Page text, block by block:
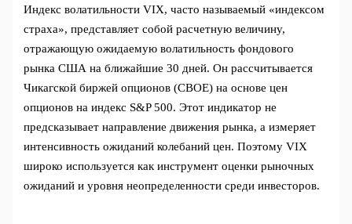
Индекс волатильности VIX, часто называемый «индексом
страха», представляет собой расчетную величину,
отражающую ожидаемую волатильность фондового
рынка США на ближайшие 30 дней. Он рассчитывается
Чикагской биржей опционов (CBOE) на основе цен
опционов на индекс S&P 500. Этот индикатор не
предсказывает направление движения рынка, а измеряет
интенсивность ожиданий колебаний цен. Поэтому VIX
широко используется как инструмент оценки рыночных
ожиданий и уровня неопределенности среди инвесторов.